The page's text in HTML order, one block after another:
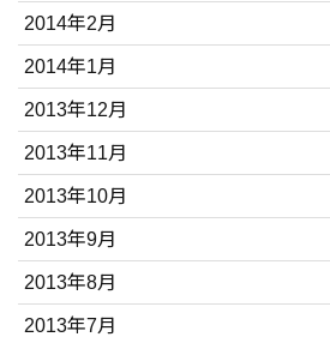
2014年2月
2014年1月
2013年12月
2013年11月
2013年10月
2013年9月
2013年8月
2013年7月